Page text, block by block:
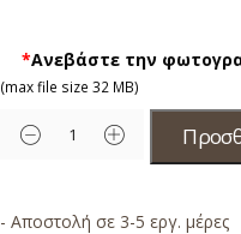
*Ανεβάστε την
(max file size 32 MB)
- Αποστολή σε 3-5 εργ. μέρες